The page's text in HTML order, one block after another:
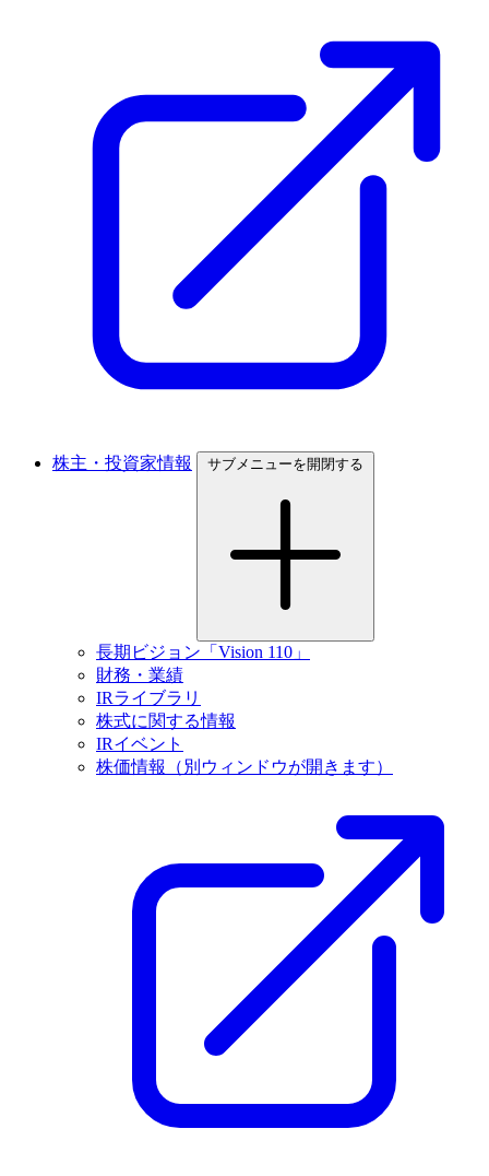
株主・投資家情報 サブメニューを開閉する
長期ビジョン「Vision 110」
財務・業績
IRライブラリ
株式に関する情報
IRイベント
株価情報
（別ウィンドウが開きます）